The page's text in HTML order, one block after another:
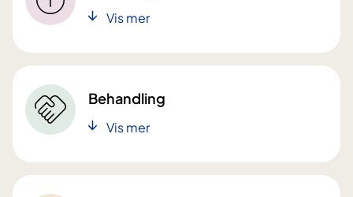
Vis mer
Behandling
Vis mer